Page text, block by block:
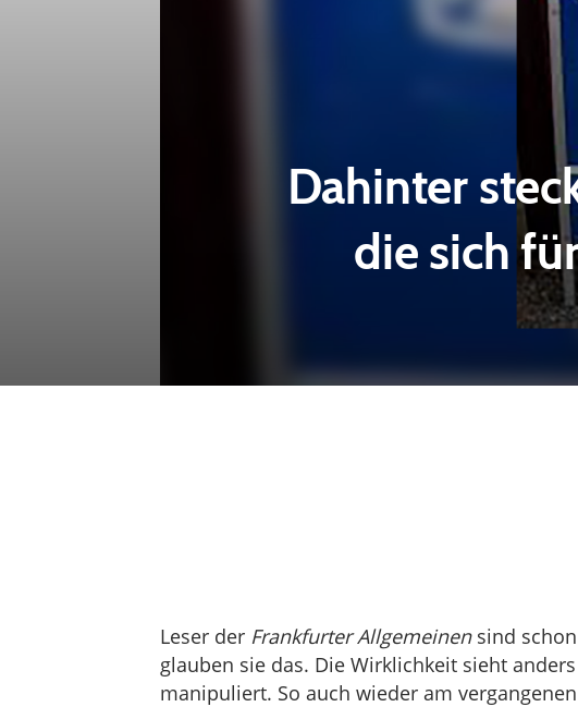
Dahinter
die sich
Leser der Frankfurter Allgemeinensind schon
glauben sie das. Die Wirklichkeit sieht
manipuliert. So auch wieder am